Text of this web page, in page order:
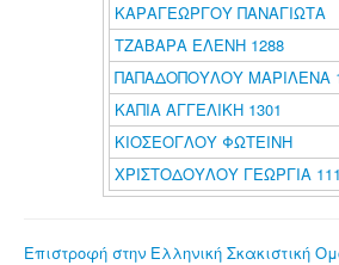
ΚΑΡΑΓΕΩΡΓΟΥ ΠΑΝΑΓΙΩΤΑ
ΤΖΑΒΑΡΑ ΕΛΕΝΗ 1288
ΠΑΠΑΔΟΠΟΥΛΟΥ ΜΑΡΙΛΕΝΑ
ΚΑΠΙΑ ΑΓΓΕΛΙΚΗ 1301
ΚΙΟΣΕΟΓΛΟΥ ΦΩΤΕΙΝΗ
ΧΡΙΣΤΟΔΟΥΛΟΥ ΓΕΩΡΓΙΑ
Επιστροφή στην Ελληνική Σκακιστική